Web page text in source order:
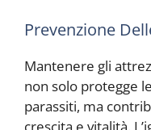
Prevenzione
Mantenere gli
non solo protegge
parassiti, ma